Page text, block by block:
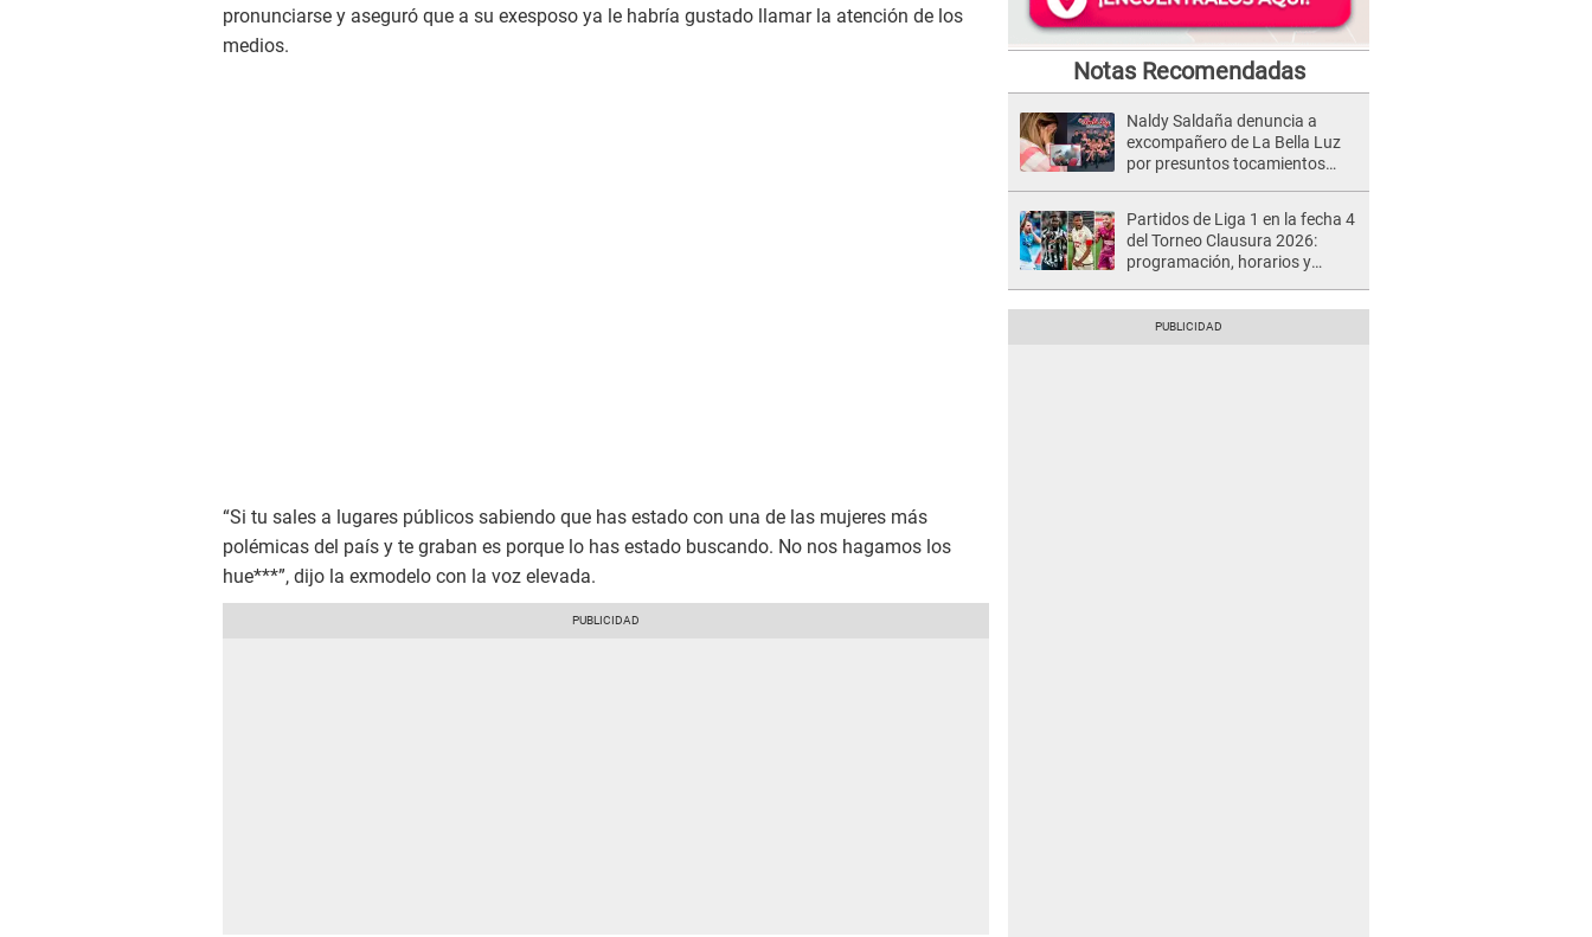
pronunciarse y aseguró que a su exesposo ya le habría gustado llamar la atención de los
medios.
“Si tu sales a lugares públicos sabiendo que has estado con una de las mujeres más
polémicas del país y te graban es porque lo has estado buscando. No nos hagamos los
hue***”, dijo la exmodelo con la voz elevada.
Notas Recomendadas
Naldy Saldaña denuncia a
excompañero de La Bella Luz
por presuntos tocamientos
Partidos de Liga 1 en la fecha 4
del Torneo Clausura 2026:
programación, horarios y